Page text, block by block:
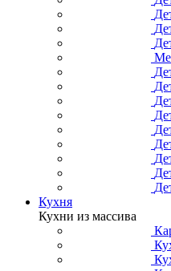
Кухня
Кухни из массива